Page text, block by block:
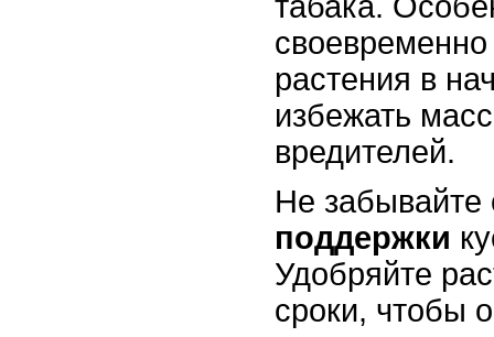
своевременно
растения в
избежать
вредителей.
Не забывайте
поддержки
Удобряйте
сроки, чтобы